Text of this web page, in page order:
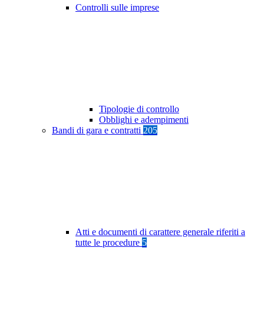
Controlli sulle imprese
Tipologie di controllo
Obblighi e adempimenti
Bandi di gara e contratti 205
Atti e documenti di carattere generale riferiti a
tutte le procedure 5